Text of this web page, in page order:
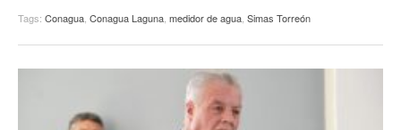
Tags: Conagua Conagua Laguna medidor de agua Simas Torreón